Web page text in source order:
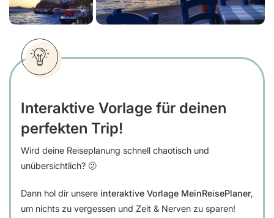
Interaktive Vorlage für deinen
perfekten Trip!
Wird deine Reiseplanung schnell chaotisch und
unübersichtlich? 🫤
Dann hol dir unsere interaktive Vorlage MeinReisePlaner,
um nichts zu vergessen und Zeit & Nerven zu sparen!